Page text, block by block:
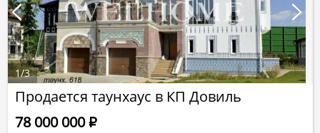
Продается таунхаус в КП Довиль
78 000 000Р
1/3